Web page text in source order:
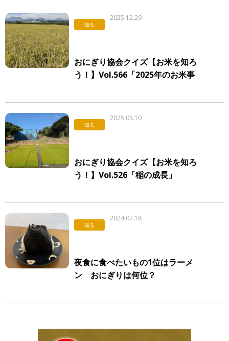
知る
2025.12.29
おにぎり協会クイズ【お米を知ろ
う！】Vol.566「2025年のお米事
知る
2025.03.10
おにぎり協会クイズ【お米を知ろ
う！】Vol.526「稲の成長」
知る
2024.07.18
夜食に食べたいもの1位はラーメ
ン おにぎりは何位？